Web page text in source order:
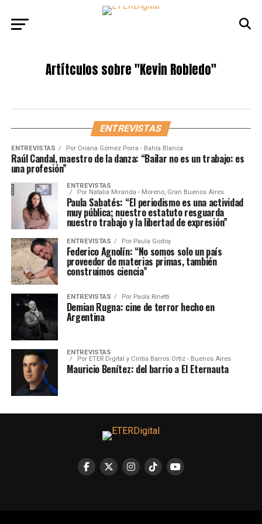
Artítculos sobre"Kevin Robledo"
ENTREVISTAS
ENTREVISTAS Por Oriana Gómez Porra - Bahía Blanca
Raúl Candal, maestro de la danza: “Bailar no es un trabajo: es
una profesión”
ENTREVISTAS
Por Natalia Miranda - Moreno, Gran Buenos Aires
Paula Sabatés: “El periodismo es una actividad
muy pública; nuestro estatuto resguarda
nuestro trabajo y la libertad de expresión”
ENTREVISTAS Por Paula Godoy
Federico Agnolín: “No somos solo un país
proveedor de materias primas, también
construimos ciencia”
ENTREVISTAS Por Paola Rinetti
Demian Rugna: cine de terror hecho en
Argentina
ENTREVISTAS
Por ETER Digital y Cintia Barros Ortiz - Buenos Aires
Mauricio Benítez: del barrio a El Eternauta